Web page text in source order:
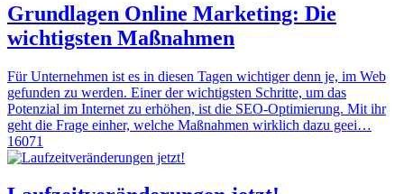
Grundlagen Online Marketing: Die
wichtigsten Maßnahmen
Für Unternehmen ist es in diesen Tagen wichtiger denn je, im Web
gefunden zu werden. Einer der wichtigsten Schritte, um das
Potenzial im Internet zu erhöhen, ist die SEO-Optimierung. Mit ihr
geht die Frage einher, welche Maßnahmen wirklich dazu geei…
16071